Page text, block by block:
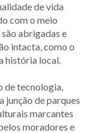
de vida
com o meio
abrigadas e
intacta, como o
história local.
de tecnologia,
junção de parques
marcantes
moradores e